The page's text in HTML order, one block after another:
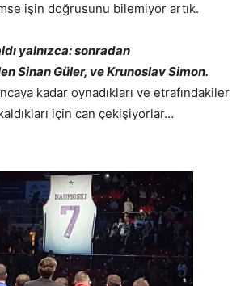
işin doğrusunu bilemiyor artık.
yalnızca: sonradan
Sinan Güler, ve Krunoslav Simon.
kadar oynadıkları ve etrafındakiler
için can çekişiyorlar…